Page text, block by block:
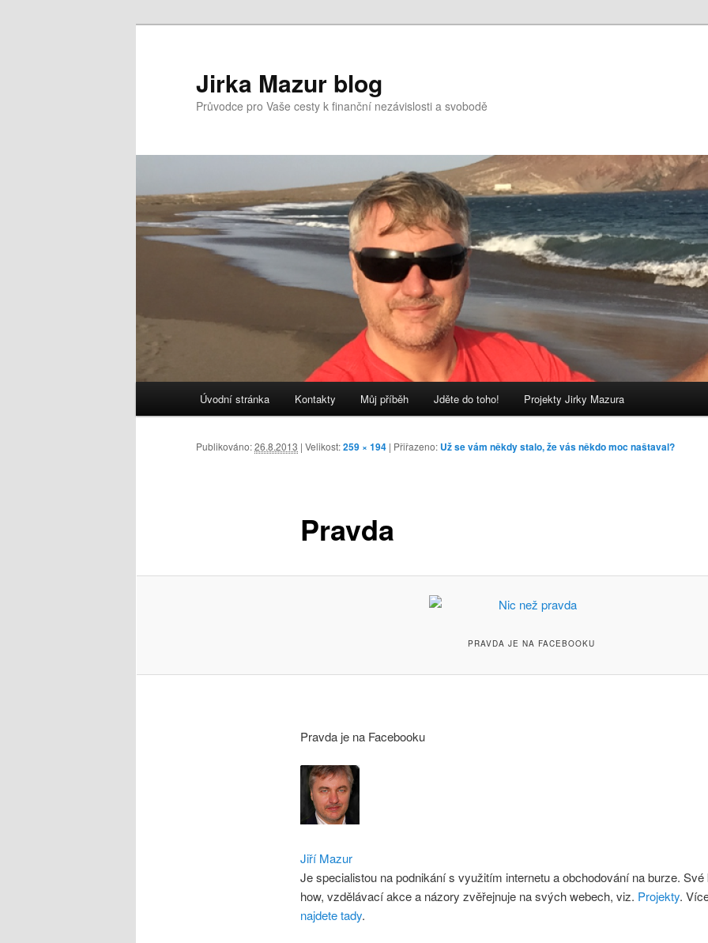
Jirka Mazur blog
Průvodce pro Vaše cesty k finanční nezávislosti a svobodě
Úvodní stránka Kontakty Můj příběh Jděte do toho! Projekty Jirky Mazura
Pravda
Publikováno:26.8.2013 | Velikost:259 × 194 | Přiřazeno: Už se vám někdy stalo, že vás někdo moc naštaval?
PRAVDA JE NA FACEBOOKU
Pravda je na Facebooku
Jiří Mazur
Je specialistou na podnikání s využitím internetu a obchodování na burze. Své
how, vzdělávací akce a názory zvěřejnuje na svých webech, viz. Projekty.
najdete tady.